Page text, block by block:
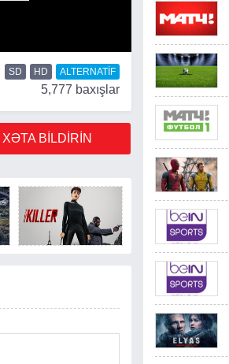
SD HD ALTERNATIF
5,777 baxışlar
XƏTA BILDIRIN